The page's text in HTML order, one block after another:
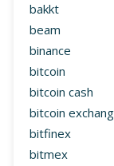
bakkt
beam
binance
bitcoin
bitcoin cash
bitcoin
bitfinex
bitmex